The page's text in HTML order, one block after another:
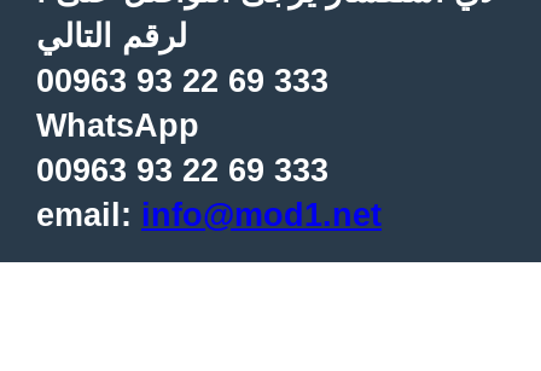
لرقم التالي
00963 93 22 69 333
WhatsApp
00963 93 22 69 333
email: info@mod1.net